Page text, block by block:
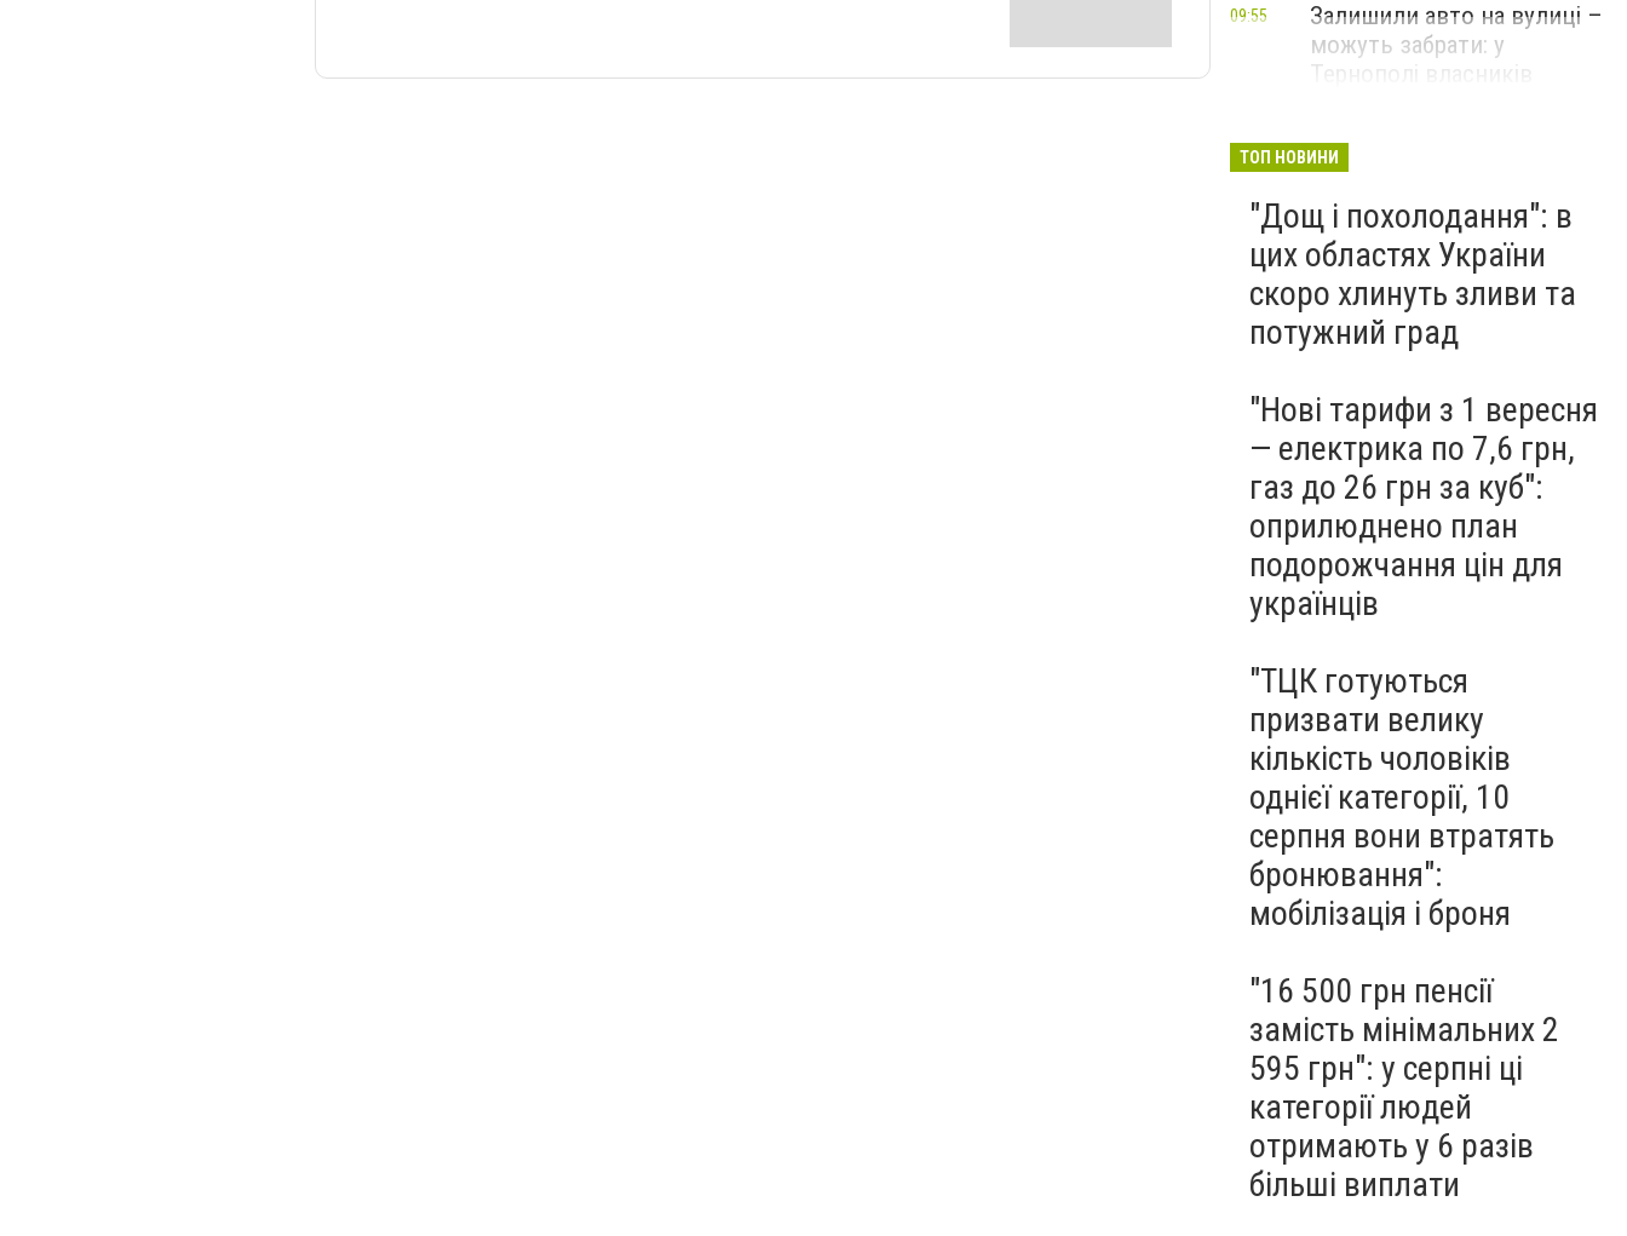
Залишили авто на вулиці –
можуть забрати: у
Тернополі власників
09:55
ТОП НОВИНИ
"Дощ і похолодання": в
цих областях України
скоро хлинуть зливи та
потужний град
"Нові тарифи з 1 вересня
— електрика по 7,6 грн,
газ до 26 грн за куб":
оприлюднено план
подорожчання цін для
українців
"ТЦК готуються
призвати велику
кількість чоловіків
однієї категорії, 10
серпня вони втратять
бронювання":
мобілізація і броня
"16 500 грн пенсії
замість мінімальних 2
595 грн": у серпні ці
категорії людей
отримають у 6 разів
більші виплати